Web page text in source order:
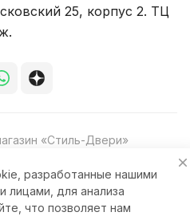
25, корпус 2. ТЦ
«Стиль-Двери»
разработанные нашими
лицами, для анализа
что позволяет нам